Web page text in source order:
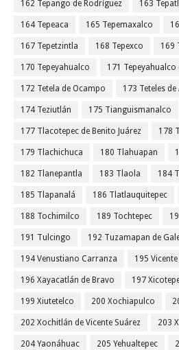
162 Tepango de Rodríguez 163
164 Tepeaca 165 Tepemaxalco
167 Tepetzintla 168 Tepexco 169
170 Tepeyahualco 171
172 Tetela de Ocampo 173 Teteles
174 Teziutlán 175 Tianguismanalco
177 Tlacotepec de Benito Juárez 178
179 Tlachichuca 180 Tlahuapan
182 Tlanepantla 183 Tlaola 184
185 Tlapanalá 186 Tlatlauquitepec
188 Tochimilco 189 Tochtepec
191 Tulcingo 192 Tuzamapan de
194 Venustiano Carranza 195
196 Xayacatlán de Bravo 197
199 Xiutetelco 200 Xochiapulco
202 Xochitlán de Vicente Suárez 203
204 Yaonáhuac 205 Yehualtepec